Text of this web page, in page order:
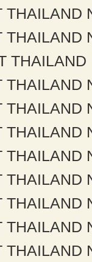
THAILAND
THAILAND
THAILAND
THAILAND
THAILAND
THAILAND
THAILAND
THAILAND
THAILAND
THAILAND